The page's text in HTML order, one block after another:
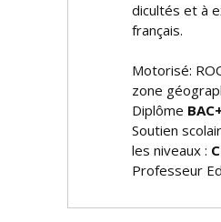
difficultés et à
français.
Motorisé:
zone
Diplôme
Soutien
les niveaux :
Professeur